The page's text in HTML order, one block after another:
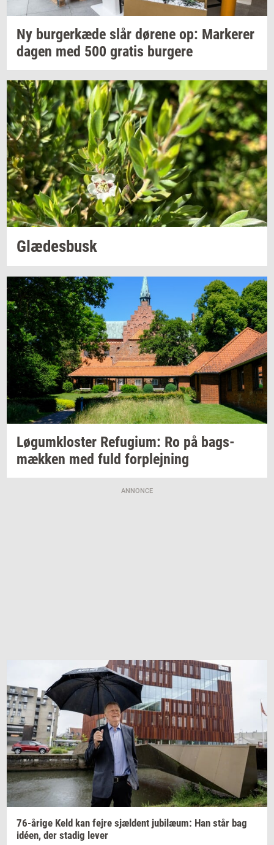
Ny bur­ger­kæ­de slår dø­re­ne op: Mar­ke­rer
dagen med 500 gra­tis bur­ge­re
Glæ­des­busk
Løgum­klo­ster Re­fu­gi­um: Ro på bags­
mæk­ken med fuld for­plej­ning
ANNONCE
76-​årige Keld kan fejre sjæl­dent ju­bilæum: Han står bag
idéen, der sta­dig lever